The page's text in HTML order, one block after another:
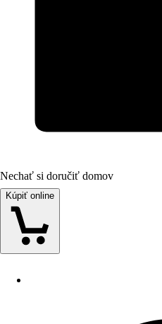
Nechať si doručiť domov
Kúpiť online